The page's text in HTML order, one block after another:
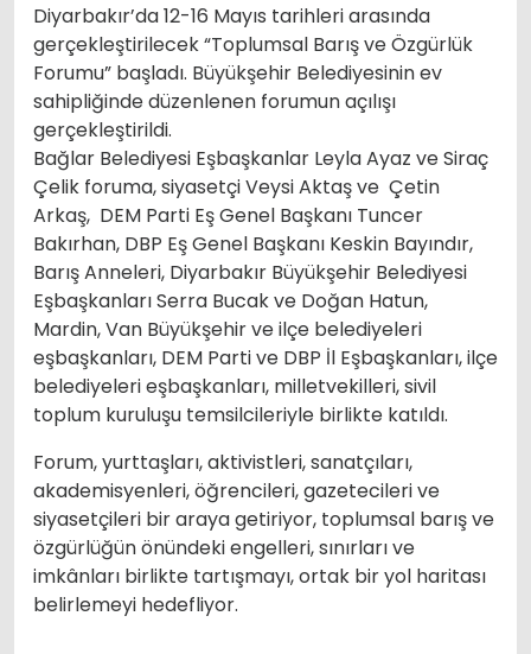
Diyarbakır’da 12-16 Mayıs tarihleri arasında
gerçekleştirilecek “Toplumsal Barış ve Özgürlük
Forumu” başladı. Büyükşehir Belediyesinin ev
sahipliğinde düzenlenen forumun açılışı
gerçekleştirildi.
Bağlar Belediyesi Eşbaşkanlar Leyla Ayaz ve Siraç
Çelik foruma, siyasetçi Veysi Aktaş ve Çetin
Arkaş, DEM Parti Eş Genel Başkanı Tuncer
Bakırhan, DBP Eş Genel Başkanı Keskin Bayındır,
Barış Anneleri, Diyarbakır Büyükşehir Belediyesi
Eşbaşkanları Serra Bucak ve Doğan Hatun,
Mardin, Van Büyükşehir ve ilçe belediyeleri
eşbaşkanları, DEM Parti ve DBP İl Eşbaşkanları, ilçe
belediyeleri eşbaşkanları, milletvekilleri, sivil
toplum kuruluşu temsilcileriyle birlikte katıldı.
Forum, yurttaşları, aktivistleri, sanatçıları,
akademisyenleri, öğrencileri, gazetecileri ve
siyasetçileri bir araya getiriyor, toplumsal barış ve
özgürlüğün önündeki engelleri, sınırları ve
imkânları birlikte tartışmayı, ortak bir yol haritası
belirlemeyi hedefliyor.